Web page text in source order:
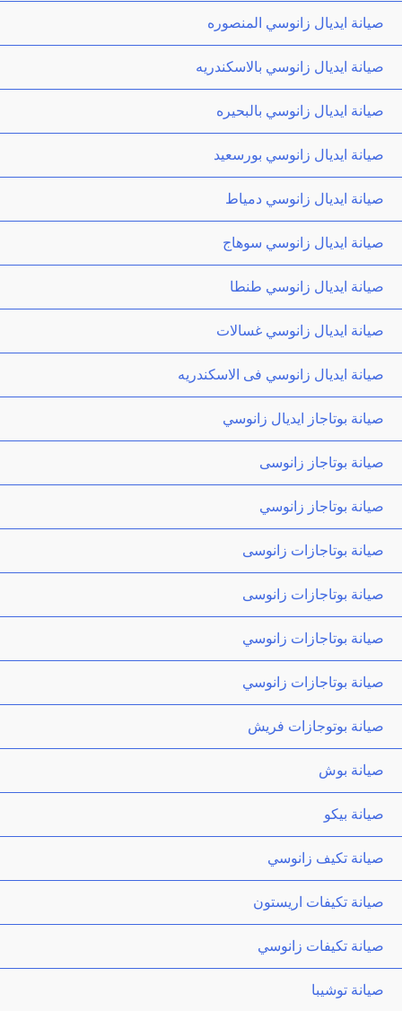
صيانة ايديال زانوسي المنصوره
صيانة ايديال زانوسي بالاسكندريه
صيانة ايديال زانوسي بالبحيره
صيانة ايديال زانوسي بورسعيد
صيانة ايديال زانوسي دمياط
صيانة ايديال زانوسي سوهاج
صيانة ايديال زانوسي طنطا
صيانة ايديال زانوسي غسالات
صيانة ايديال زانوسي فى الاسكندريه
صيانة بوتاجاز ايديال زانوسي
صيانة بوتاجاز زانوسى
صيانة بوتاجاز زانوسي
صيانة بوتاجازات زانوسى
صيانة بوتاجازات زانوسى
صيانة بوتاجازات زانوسي
صيانة بوتاجازات زانوسي
صيانة بوتوجازات فريش
صيانة بوش
صيانة بيكو
صيانة تكيف زانوسي
صيانة تكيفات اريستون
صيانة تكيفات زانوسي
صيانة توشيبا